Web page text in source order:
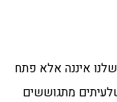
איננה אלא פתח
מתגוששים